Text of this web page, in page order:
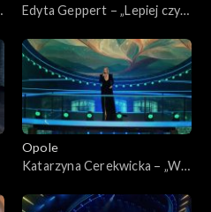
Edyta Geppert – „Lepiej czyli
tęsknoty – koncert pamięci
Wojciecha Trzcińskiego”
Opole
Katarzyna Cerekwicka – „W
KFPP: „Małe tęsknoty –